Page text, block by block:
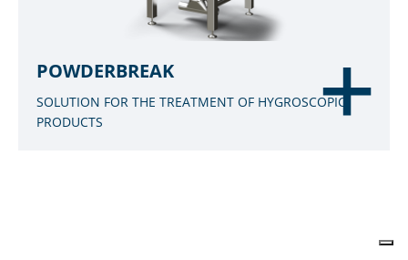
POWDERBREAK
SOLUTION FOR THE TREATMENT OF HYGROSCOPIC
PRODUCTS